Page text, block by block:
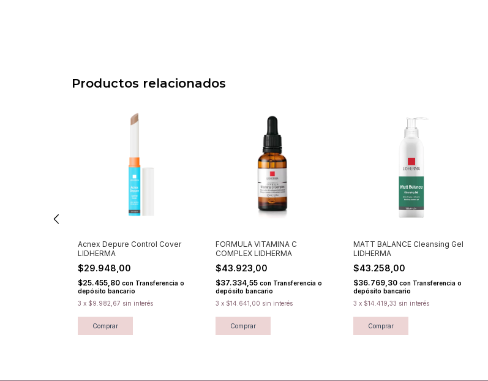
Productos relacionados
Acnex Depure Control Cover
LIDHERMA
$29.948,00
$25.455,80 con Transferencia o
depósito bancario
3 x $9.982,67 sin interés
Comprar
FORMULA VITAMINA C
COMPLEX LIDHERMA
$43.923,00
$37.334,55 con Transferencia o
depósito bancario
3 x $14.641,00 sin interés
Comprar
MATT BALANCE Cleansing Gel
LIDHERMA
$43.258,00
$36.769,30 con Transferencia o
depósito bancario
3 x $14.419,33 sin interés
Comprar